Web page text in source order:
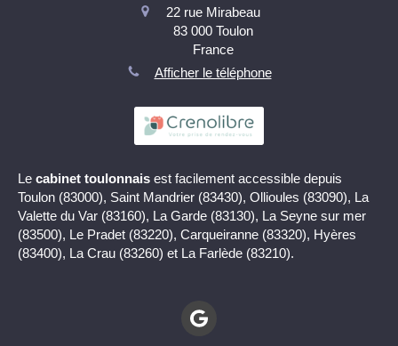
22 rue Mirabeau
83 000 Toulon
France
Afficher le téléphone
Le cabinet toulonnais est facilement accessible depuis
Toulon (83000), Saint Mandrier (83430), Ollioules (83090), La
Valette du Var (83160), La Garde (83130), La Seyne sur mer
(83500), Le Pradet (83220), Carqueiranne (83320), Hyères
(83400), La Crau (83260) et La Farlède (83210).